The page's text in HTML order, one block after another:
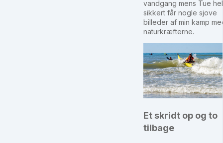
vandgang mens Tue
sikkert får nogle sjove
billeder af min kamp
naturkræfterne.
Et skridt op og to
tilbage